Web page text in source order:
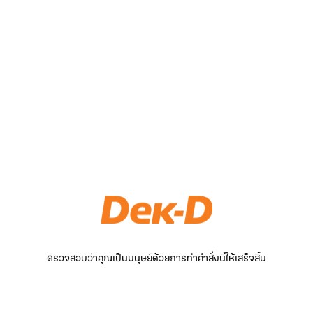
ตรวจสอบว่าคุณเป็นมนุษย์ด้วยการทำคำสั่งนี้ให้เสร็จสิ้น